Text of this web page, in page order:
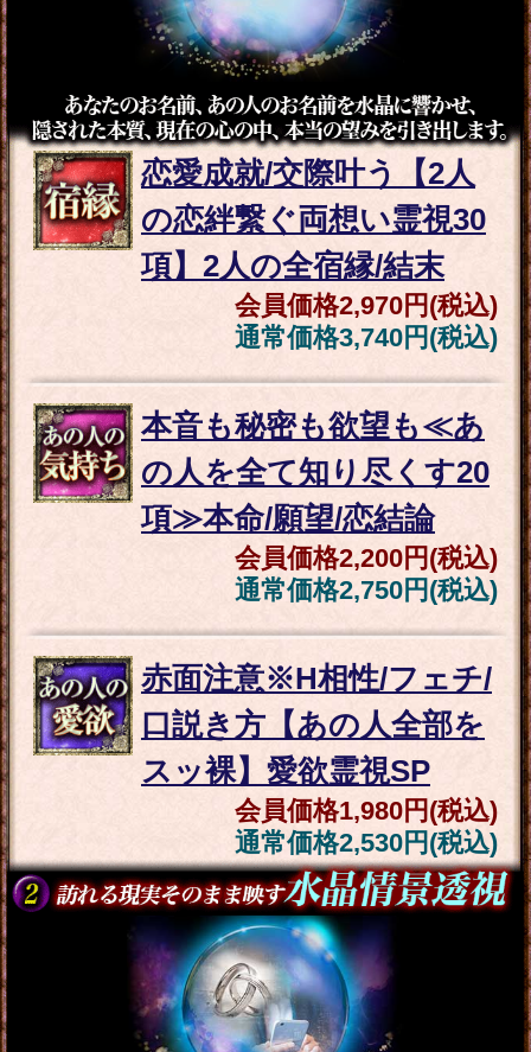
専門≫2人の愛縁結ぶ凄
霊視/葛藤/選択/3年後
会員価格
2,310円(税込)
通常価格2,860円(税込)
婚報告続々”あなたの伴
侶と愛結婚◆全貌SP
会員価格
2,200円(税込)
通常価格2,750円(税込)
最速キャリアUP仕事霊占
【望む成功＆昇給叶う】
あなたの才/転機/年収
会員価格1,760円(税込)
通常価格 2,200円(税込)
頼れば人生激変“5年/10年
後を霊視”あなたの全転
機＆人生＋愛/職/財
会員価格2,310円(税込)
通常価格2,860円(税込)